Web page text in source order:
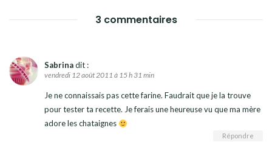
3 commentaires
Sabrinadit :
vendredi 12 août 2011 à 15 h 31 min
Je ne connaissais pas cette farine. Faudrait que je la trouve
pour tester ta recette. Je ferais une heureuse vu que ma mère
adore les chataignes
Répondre